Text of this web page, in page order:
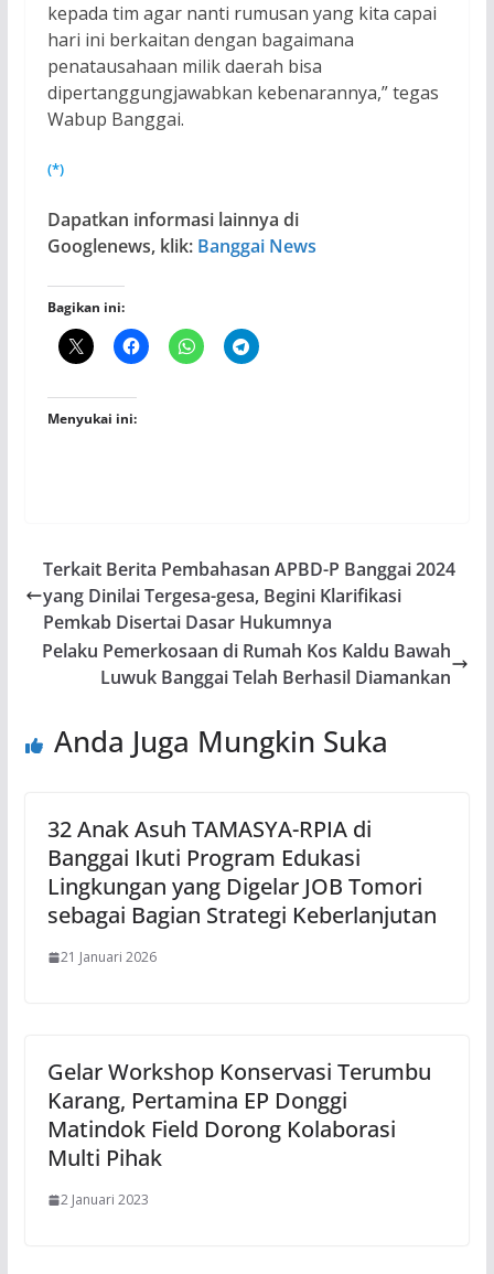
kepada tim agar nanti rumusan yang kita capai
hari ini berkaitan dengan bagaimana
penatausahaan milik daerah bisa
dipertanggungjawabkan kebenarannya,” tegas
Wabup Banggai.
(*)
Dapatkan informasi lainnya di
Googlenews, klik: Banggai News
Bagikan ini:
Menyukai ini:
Terkait Berita Pembahasan APBD-P Banggai 2024
yang Dinilai Tergesa-gesa, Begini Klarifikasi
Pemkab Disertai Dasar Hukumnya
Pelaku Pemerkosaan di Rumah Kos Kaldu Bawah
Luwuk Banggai Telah Berhasil Diamankan
Anda Juga Mungkin Suka
32 Anak Asuh TAMASYA-RPIA di
Banggai Ikuti Program Edukasi
Lingkungan yang Digelar JOB Tomori
sebagai Bagian Strategi Keberlanjutan
21 Januari 2026
Gelar Workshop Konservasi Terumbu
Karang, Pertamina EP Donggi
Matindok Field Dorong Kolaborasi
Multi Pihak
2 Januari 2023